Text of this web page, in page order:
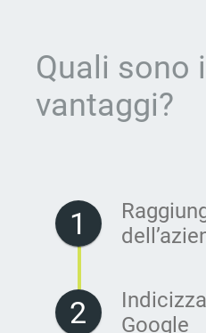
Quali sono
vantaggi?
1
Google
2